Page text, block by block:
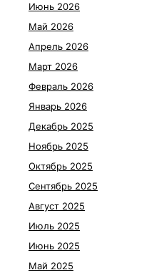
Июнь 2026
Май 2026
Апрель 2026
Март 2026
Февраль 2026
Январь 2026
Декабрь 2025
Ноябрь 2025
Октябрь 2025
Сентябрь 2025
Август 2025
Июль 2025
Июнь 2025
Май 2025